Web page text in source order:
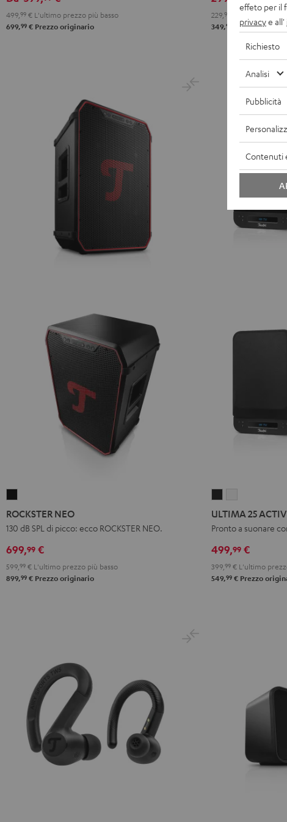
499, 99 € L'ultimo prezzo più basso
699,99 € Prezzo originario
229, 99 L'ultimo
349,99 Prezzo
NEO
Nero
ROCKSTER NEO
130 dB SPL di picco: ecco ROCKSTER NEO.
699,99 €
599, 99 € L'ultimo prezzo più basso
899,99 € Prezzo originario
25
ACTIVE
Black
25
White
ULTIMA 25
Pronto a suonare
499,99 €
399, 99 € L'ultimo
549,99 € Prezzo
effeto per il
privacye all'
Richiesto
Analisi
Pubblicità
Contenuti